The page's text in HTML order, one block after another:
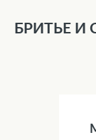
БРИТЬЕ И